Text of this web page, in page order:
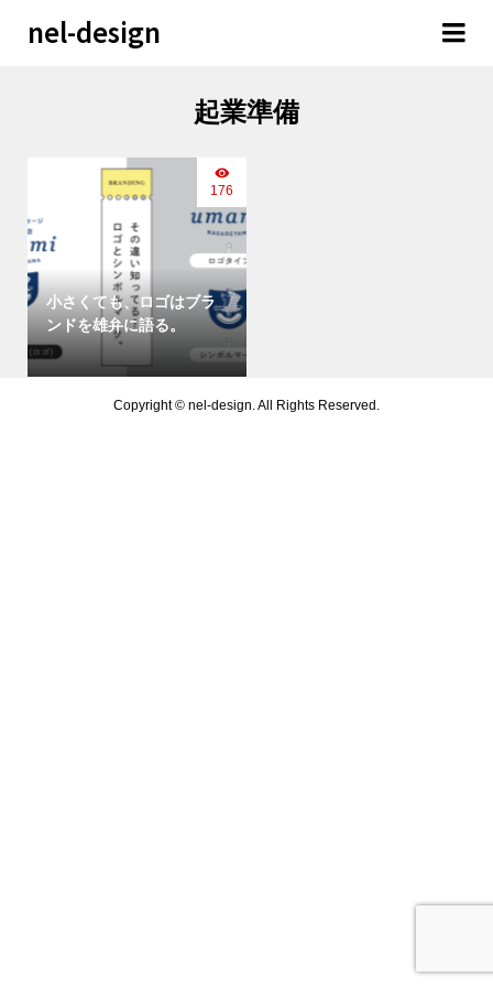
nel-design
起業準備
小さくても、ロゴはブラ
ンドを雄弁に語る。
176
Copyright © nel-design. All Rights Reserved.